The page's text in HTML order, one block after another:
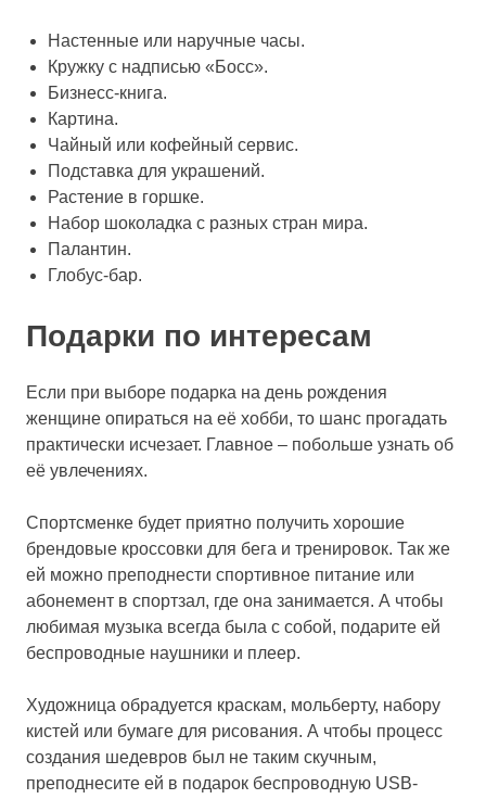
Настенные или наручные часы.
Кружку с надписью «Босс».
Бизнесс-книга.
Картина.
Чайный или кофейный сервис.
Подставка для украшений.
Растение в горшке.
Набор шоколадка с разных стран мира.
Палантин.
Глобус-бар.
Подарки по интересам
Если при выборе подарка на день рождения
женщине опираться на её хобби, то шанс прогадать
практически исчезает. Главное – побольше узнать об
её увлечениях.
Спортсменке будет приятно получить хорошие
брендовые кроссовки для бега и тренировок. Так же
ей можно преподнести спортивное питание или
абонемент в спортзал, где она занимается. А чтобы
любимая музыка всегда была с собой, подарите ей
беспроводные наушники и плеер.
Художница обрадуется краскам, мольберту, набору
кистей или бумаге для рисования. А чтобы процесс
создания шедевров был не таким скучным,
преподнесите ей в подарок беспроводную USB-